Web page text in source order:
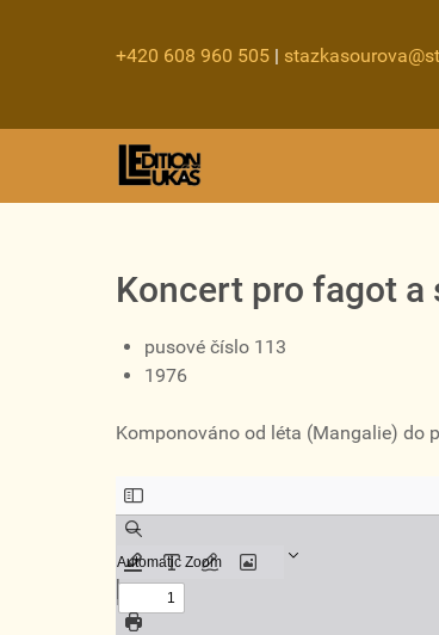
+420 608 960 505 |
Koncert pro fagot
pusové číslo 113
1976
Komponováno od léta (Mangalie) do